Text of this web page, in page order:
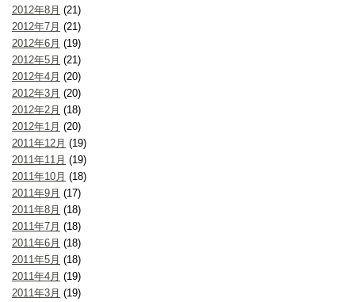
2012年8月 (21)
2012年7月 (21)
2012年6月 (19)
2012年5月 (21)
2012年4月 (20)
2012年3月 (20)
2012年2月 (18)
2012年1月 (20)
2011年12月 (19)
2011年11月 (19)
2011年10月 (18)
2011年9月 (17)
2011年8月 (18)
2011年7月 (18)
2011年6月 (18)
2011年5月 (18)
2011年4月 (19)
2011年3月 (19)